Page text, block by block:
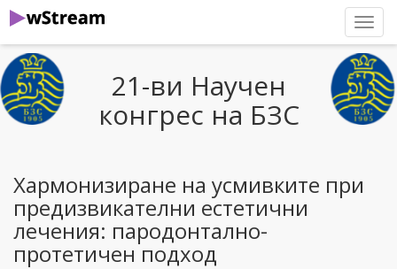
21-ви Научен
конгрес на БЗС
Хармонизиране на усмивките при
предизвикателни естетични
лечения: пародонтално-
протетичен подход